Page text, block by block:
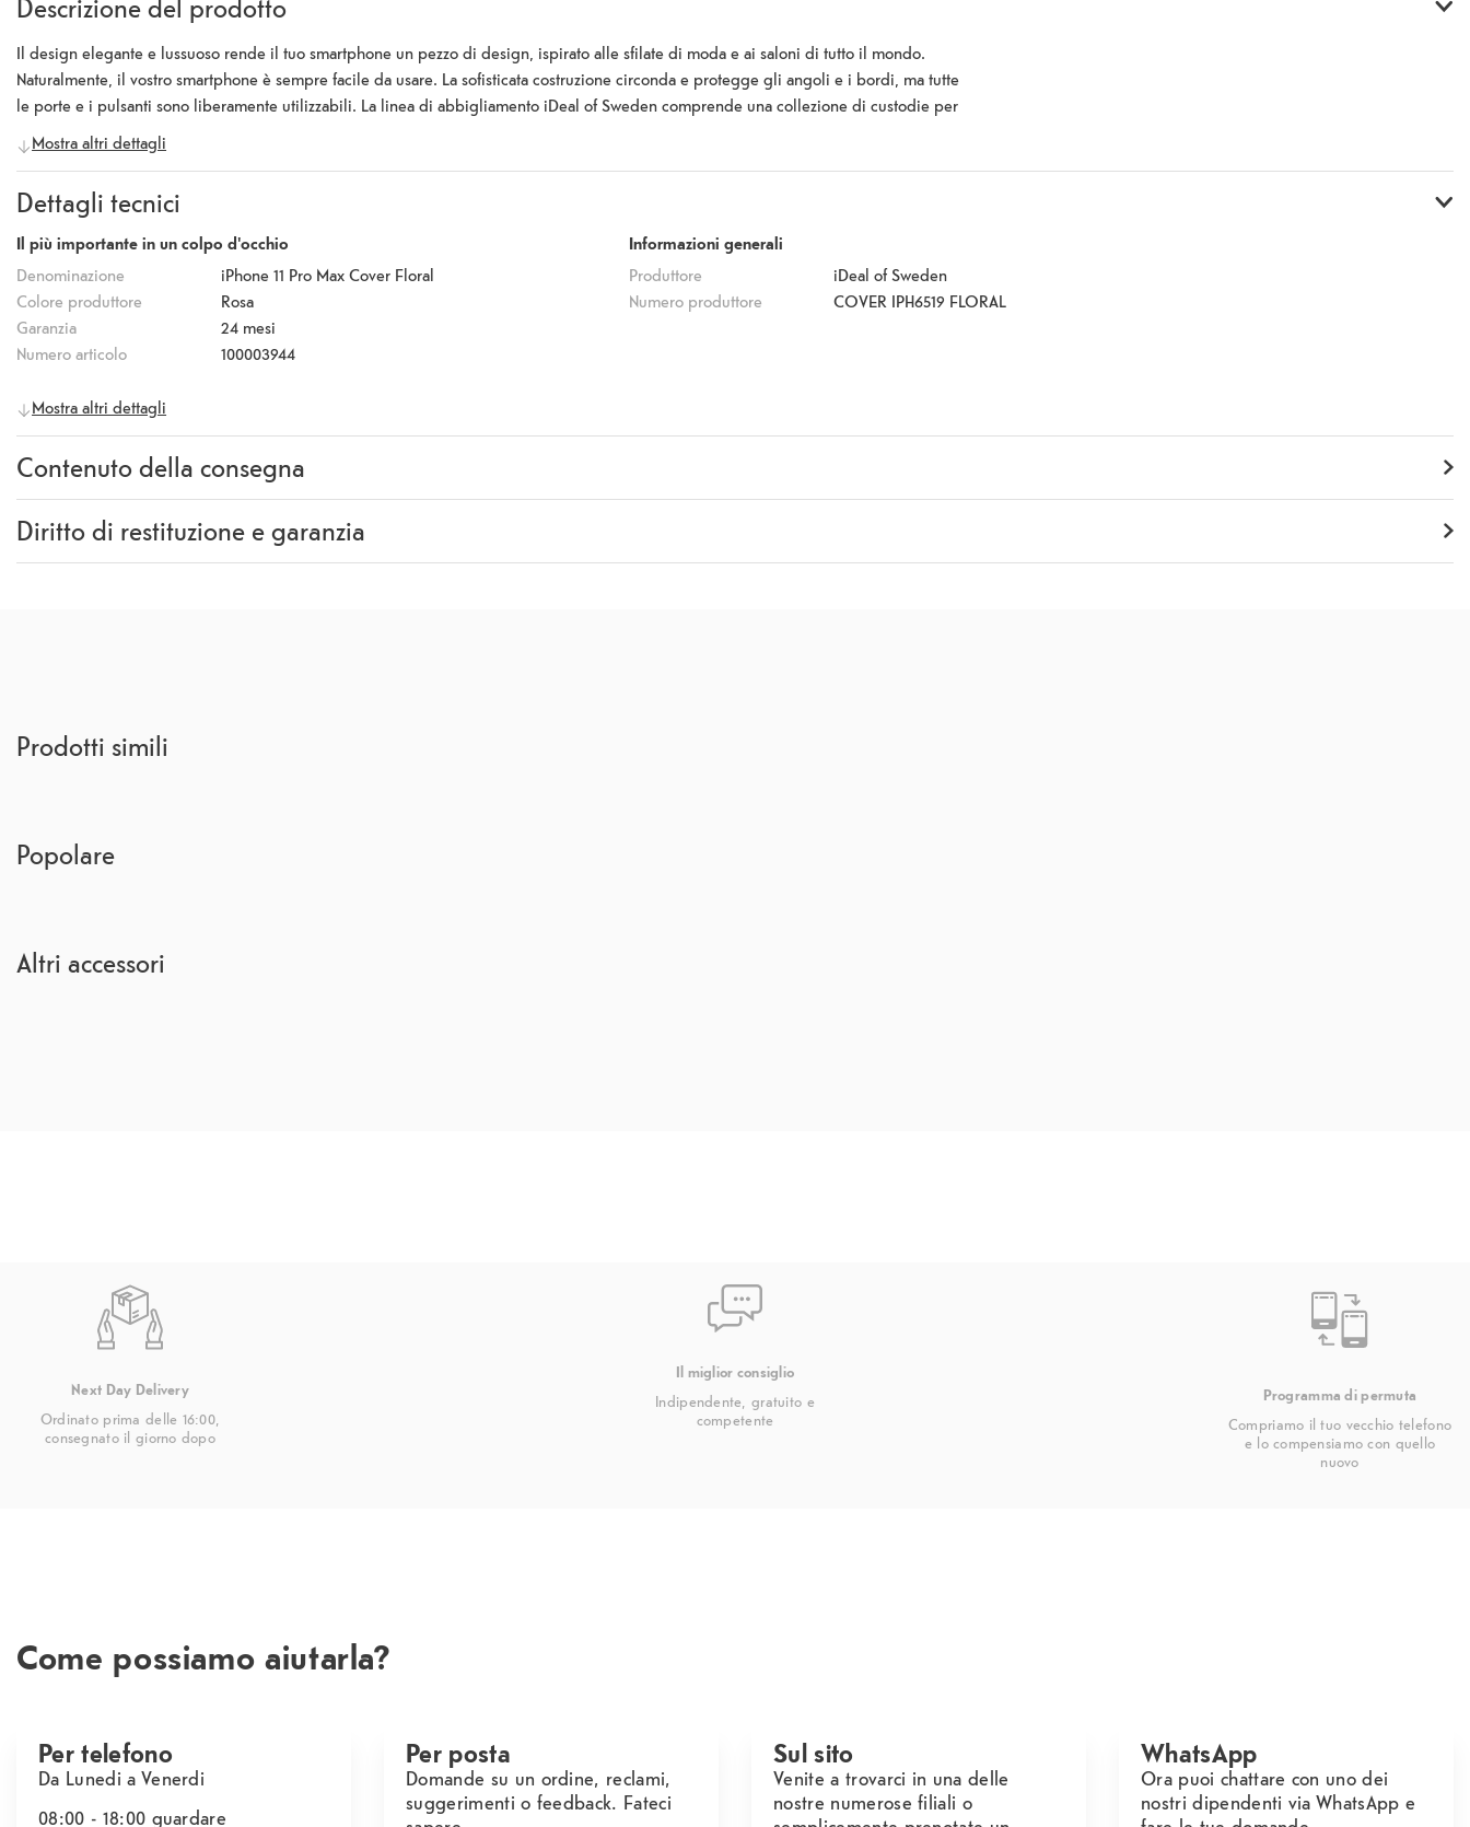
Descrizione del prodotto
Il design elegante e lussuoso rende il tuo smartphone un pezzo di design, ispirato alle sfilate di moda e ai saloni di tutto il mondo.
Naturalmente, il vostro smartphone è sempre facile da usare. La sofisticata costruzione circonda e protegge gli angoli e i bordi, ma tutte
le porte e i pulsanti sono liberamente utilizzabili. La linea di abbigliamento iDeal of Sweden comprende una collezione di custodie per
cellulari di fascia alta, perfette per coloro che non vogliono accontentarsi della media e sono alla ricerca di qualcosa di speciale. Le
maniche Fashion Hardcase non solo offrono protezione, ma anche una varietà di look che si adattano alla tua personalità e al tuo stile.
Mostra altri dettagli
Dettagli tecnici
Il più importante in un colpo d'occhio
Denominazione
iPhone 11 Pro Max Cover Floral
Colore produttore
Rosa
Garanzia
24 mesi
Numero articolo
100003944
Informazioni generali
Produttore
iDeal of Sweden
Numero produttore
COVER IPH6519 FLORAL
Mostra altri dettagli
Contenuto della consegna
Fornitura Backcover
Diritto di restituzione e garanzia
Garanzia
24 mesi
Prodotti simili
Popolare
Altri accessori
Next Day Delivery
Ordinato prima delle 16:00,
consegnato il giorno dopo
Il miglior consiglio
Indipendente, gratuito e
competente
Programma di permuta
Compriamo il tuo vecchio telefono
e lo compensiamo con quello
nuovo
Come possiamo aiutarla?
Per telefono
Da Lunedi a Venerdi
08:00 - 18:00 guardare
Per posta
Domande su un ordine, reclami,
suggerimenti o feedback. Fateci
Sul sito
Venite a trovarci in una delle
nostre numerose filiali o
WhatsApp
Ora puoi chattare con uno dei
nostri dipendenti via WhatsApp e